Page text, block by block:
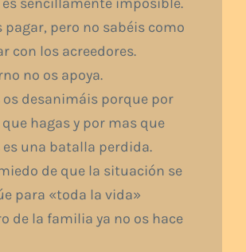
pagar, pero no sabéis como
con los acreedores.
no os apoya.
os desanimáis porque por
hagas y por mas que
una batalla perdida.
de que la situación se
para «toda la vida»
de la familia ya no os hace